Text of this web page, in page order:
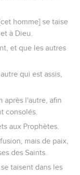
homme] se taise
à Dieu.
et que les autres
qui est assis,
après l'autre, afin
consolés.
aux Prophètes.
mais de paix,
des Saints.
taisent dans les